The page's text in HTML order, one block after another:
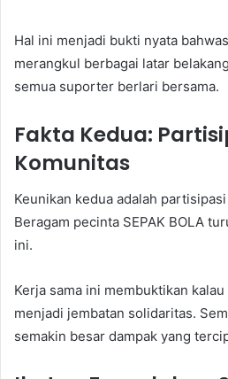
Hal ini menjadi bukti nyata
merangkul berbagai latar
semua suporter berlari bersama.
Fakta Kedua:
Komunitas
Keunikan kedua adalah
Beragam pecinta SEPAK BOLA
ini.
Kerja sama ini membuktikan
menjadi jembatan solidaritas.
semakin besar dampak yang